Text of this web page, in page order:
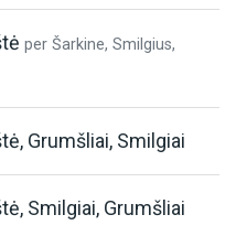
per Šarkine, Smilgius,
Grumšliai, Smilgiai
Smilgiai, Grumšliai